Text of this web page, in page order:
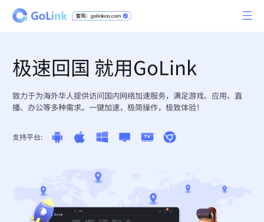
极速回国 就用GoLink
致力于为海外华人提供访问国内网络加速服务，满足游戏、应用、直
播、办公等多种需求。一键加速，极简操作，极致体验！
支持平台: